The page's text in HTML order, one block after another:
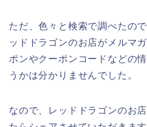
ただ、色々と検索で調べたの
ッドドラゴンのお店がメルマ
ポンやクーポンコードなどの
うかは分かりませんでした。
なので、レッドドラゴンのお